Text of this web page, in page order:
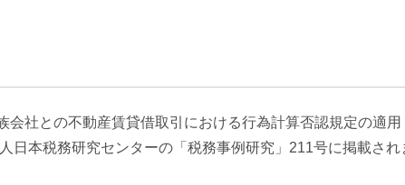
会社との不動産賃貸借取引における行為計算否認規定の適
日本税務研究センターの「税務事例研究」211号に掲載され